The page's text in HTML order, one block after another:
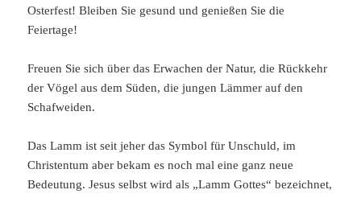
Osterfest! Bleiben Sie gesund und genießen Sie die
Feiertage!
Freuen Sie sich über das Erwachen der Natur, die Rückkehr
der Vögel aus dem Süden, die jungen Lämmer auf den
Schafweiden.
Das Lamm ist seit jeher das Symbol für Unschuld, im
Christentum aber bekam es noch mal eine ganz neue
Bedeutung. Jesus selbst wird als „Lamm Gottes“ bezeichnet,